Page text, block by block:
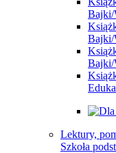
Bajki/
Bajki/
Bajki/
Lektury,
Szkoła